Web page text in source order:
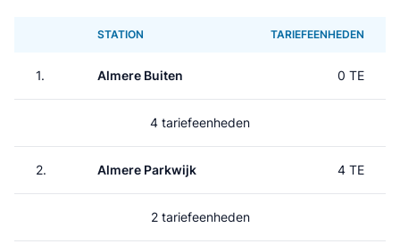
STATION TARIEFEENHEDEN
1. Almere Buiten 0 TE
4 tariefeenheden
2. Almere Parkwijk 4 TE
2 tariefeenheden